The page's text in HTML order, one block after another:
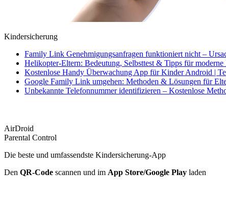
Kindersicherung
Family Link Genehmigungsanfragen funktioniert nicht –
Helikopter-Eltern: Bedeutung, Selbsttest & Tipps für moderne
Kostenlose Handy Überwachung App für Kinder Android |
Google Family Link umgehen: Methoden & Lösungen für
Unbekannte Telefonnummer identifizieren – Kostenlose
AirDroid
Parental Control
Die beste und umfassendste Kindersicherung-App
Den QR-Code scannen und im App Store/Google Play laden